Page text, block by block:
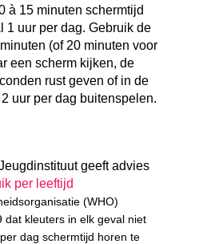
à 15 minuten schermtijd
1 uur per dag. Gebruik de
(of 20 minuten voor
een scherm kijken, de
rust geven of in de
uur per dag buitenspelen.
geeft advies
per leeftijd
(WHO)
dat kleuters in elk geval niet
dag schermtijd horen te